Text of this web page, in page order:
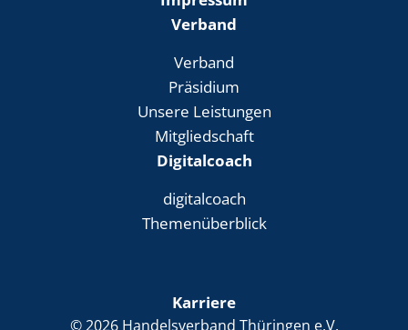
Verband
Verband
Präsidium
Unsere Leistungen
Mitgliedschaft
Digitalcoach
digitalcoach
Themenüberblick
Karriere
© 2026 Handelsverband Thüringen e.V.